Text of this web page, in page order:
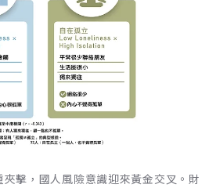
擊，國人風險意識迎來黃金交叉。財